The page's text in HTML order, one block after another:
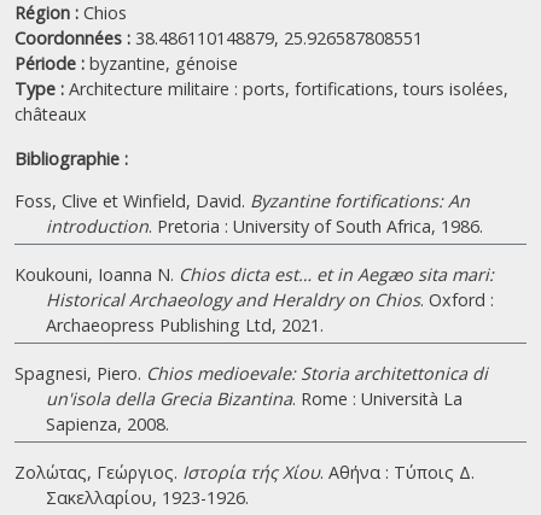
Région : Chios
Coordonnées : 38.486110148879, 25.926587808551
Période : byzantine, génoise
Type : Architecture militaire : ports, fortifications, tours isolées,
châteaux
Bibliographie :
Foss, Clive et Winfield, David. Byzantine fortifications: An
introduction. Pretoria : University of South Africa, 1986.
Koukouni, Ioanna N. Chios dicta est… et in Aegæo sita mari:
Historical Archaeology and Heraldry on Chios. Oxford :
Archaeopress Publishing Ltd, 2021.
Spagnesi, Piero. Chios medioevale: Storia architettonica di
un'isola della Grecia Bizantina. Rome : Università La
Sapienza, 2008.
Ζολώτας, Γεώργιος. Ιστορία τής Χίου. Αθήνα : Τύποις Δ.
Σακελλαρίου, 1923-1926.